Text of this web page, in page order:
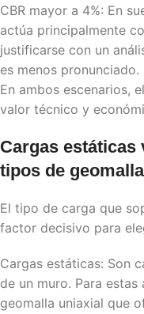
CBR mayor a 4%: En
actúa principalmente
justificarse con un
es menos pronunciado.
En ambos escenarios,
valor técnico y
Cargas estáticas
tipos de
El tipo de carga que
factor decisivo para
Cargas estáticas: Son
de un muro. Para
geomalla uniaxial que